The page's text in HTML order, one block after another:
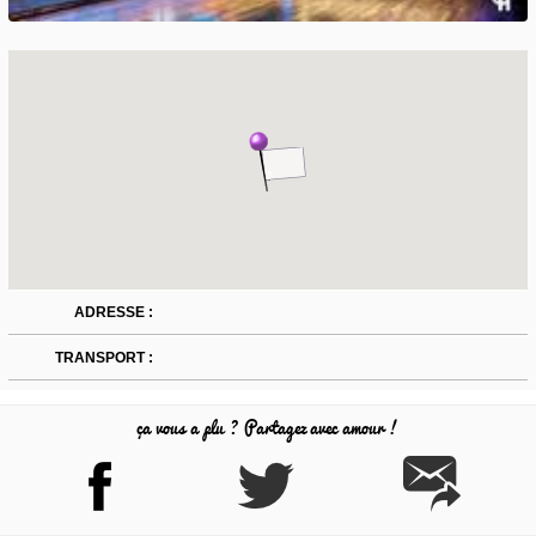
ADRESSE :
TRANSPORT :
ça vous a plu ? Partagez avec amour !